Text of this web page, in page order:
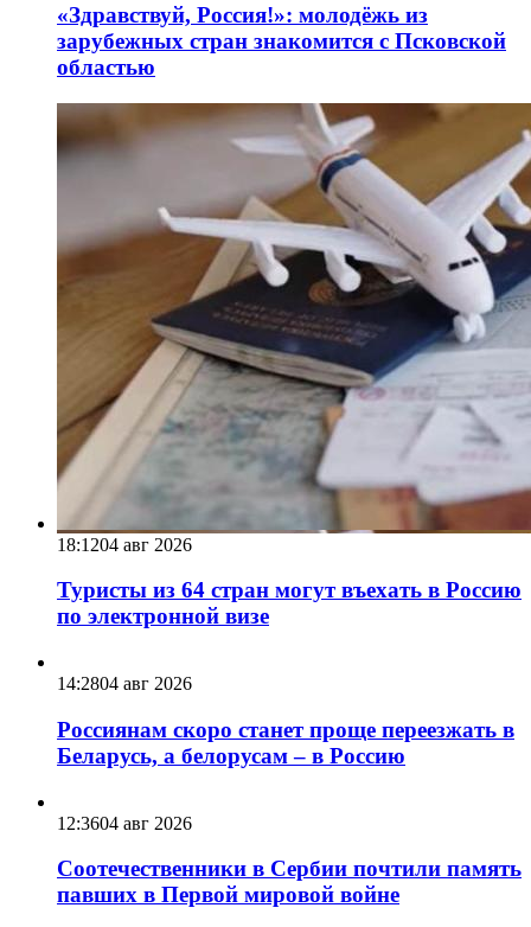
«Здравствуй, Россия!»: молодёжь из
зарубежных стран знакомится с Псковской
областью
18:1204 авг 2026
Туристы из 64 стран могут въехать в Россию
по электронной визе
14:2804 авг 2026
Россиянам скоро станет проще переезжать в
Беларусь, а белорусам – в Россию
12:3604 авг 2026
Соотечественники в Сербии почтили память
павших в Первой мировой войне